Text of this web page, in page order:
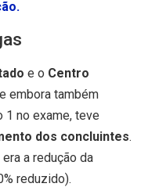
e o Centro
embora também
no exame, teve
dos concluintes.
a redução da
reduzido).